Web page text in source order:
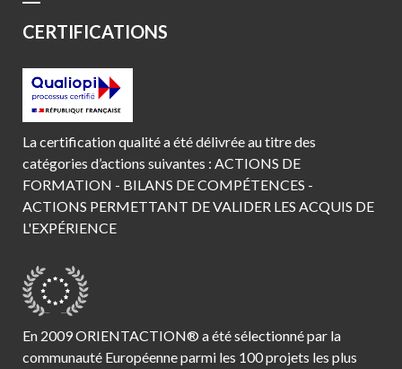
CERTIFICATIONS
La certification qualité a été délivrée au titre des
catégories d’actions suivantes : ACTIONS DE
FORMATION - BILANS DE COMPÉTENCES -
ACTIONS PERMETTANT DE VALIDER LES ACQUIS DE
L'EXPÉRIENCE
En 2009 ORIENTACTION® a été sélectionné par la
communauté Européenne parmi les 100 projets les plus